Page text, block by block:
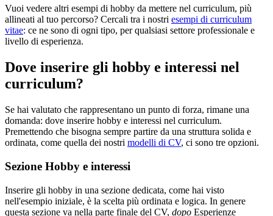
Vuoi vedere altri esempi di hobby da mettere nel curriculum, più
allineati al tuo percorso? Cercali tra i nostri esempi di curriculum
vitae: ce ne sono di ogni tipo, per qualsiasi settore professionale e
livello di esperienza.
Dove inserire gli hobby e interessi nel
curriculum?
Se hai valutato che rappresentano un punto di forza, rimane una
domanda: dove inserire hobby e interessi nel curriculum.
Premettendo che bisogna sempre partire da una struttura solida e
ordinata, come quella dei nostri modelli di CV, ci sono tre opzioni.
Sezione Hobby e interessi
Inserire gli hobby in una sezione dedicata, come hai visto
nell'esempio iniziale, è la scelta più ordinata e logica. In genere
questa sezione va nella parte finale del CV, dopo Esperienze